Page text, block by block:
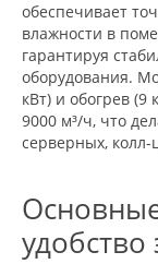
обеспечивает
влажности в
гарантируя
оборудования.
кВт) и обогрев
9000 м³/ч, что
серверных, колл-
удобство